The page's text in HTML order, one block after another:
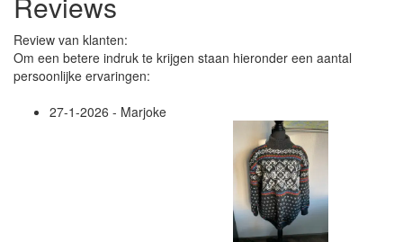
Review van klanten:
Om een betere indruk te krijgen staan hieronder een aantal
persoonlijke ervaringen:
27-1-2026 - Marjoke